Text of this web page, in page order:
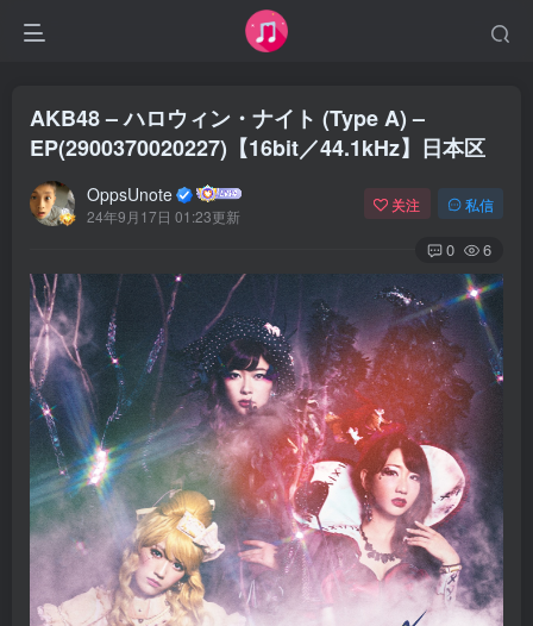
AKB48 – ハロウィン・ナイト (Type A) –
EP(2900370020227)【16bit／44.1kHz】日本区
OppsUnote
24年9月17日 01:23更新
关注 私信
0 6